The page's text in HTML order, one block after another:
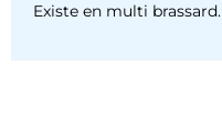
Existe en multi brassard.